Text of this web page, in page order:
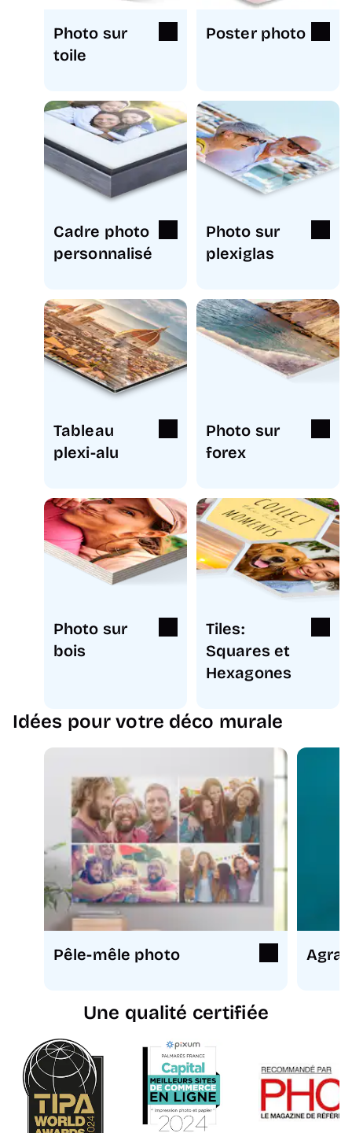
Photo sur
toile
Poster photo
Cadre photo
personnalisé
Photo sur
plexiglas
Tableau
plexi-alu
Photo sur
forex
Photo sur
bois
Tiles:
Squares et
Hexagones
Idées pour votre déco murale
Pêle-mêle photo
Une qualité certifiée